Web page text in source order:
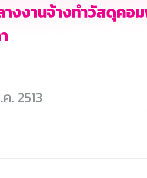
างงานจ้างทำวัสดุคอ
. 2513